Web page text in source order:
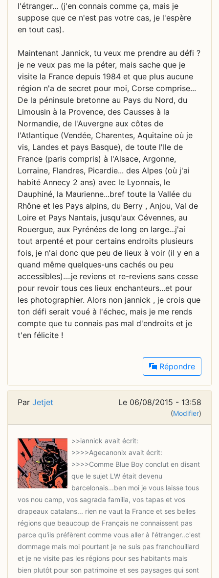
l'étranger... (j'en connais comme ça, mais je
suppose que ce n'est pas votre cas, je l'espère
en tout cas).
Maintenant Jannick, tu veux me prendre au défi ?
je ne veux pas me la péter, mais sache que je
visite la France depuis 1984 et que plus aucune
région n'a de secret pour moi, Corse comprise...
De la péninsule bretonne au Pays du Nord, du
Limousin à la Provence, des Causses à la
Normandie, de l'Auvergne aux côtes de
l'Atlantique (Vendée, Charentes, Aquitaine où je
vis, Landes et pays Basque), de toute l'Ile de
France (paris compris) à l'Alsace, Argonne,
Lorraine, Flandres, Picardie... des Alpes (où j'ai
habité Annecy 2 ans) avec le Lyonnais, le
Dauphiné, la Maurienne...bref toute la Vallée du
Rhône et les Pays alpins, du Berry , Anjou, Val de
Loire et Pays Nantais, jusqu'aux Cévennes, au
Rouergue, aux Pyrénées de long en large...j'ai
tout arpenté et pour certains endroits plusieurs
fois, je n'ai donc que peu de lieux à voir (il y en a
quand même quelques-uns cachés ou peu
accessibles)....je reviens et re-reviens sans cesse
pour revoir tous ces lieux enchanteurs...et pour
les photographier. Alors non jannick , je crois que
ton défi serait voué à l'échec, mais je me rends
compte que tu connais pas mal d'endroits et je
t'en félicite !
Répondre
Par Jetjet Le 06/08/2015 - 13:58
(Modifier)
>>>>Comme Blue Boy conclut en disant
que le sujet LW était devenu
barcelonais...ben moi je vous laisse tous
vos nou camp, vos sagrada familia, vos tapas et vos
drapeaux catalans... rien ne vaut la France et ses belles
régions que beaucoup de Français ne connaissent pas
parce qu'ils préfèrent comme vous aller à l'étranger..c'est
dommage mais moi pourtant je ne suis pas franchouillard
et je ne visite pas les régions pour ses habitants mais
bien plutôt pour son patrimoine et ses paysages qui sont